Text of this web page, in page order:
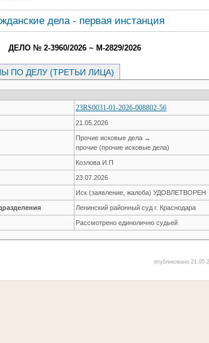
дела - первая инстанция
ДЕЛО № 2-3960/2026 ~ М-2829/2026
ПО ДЕЛУ (ТРЕТЬИ ЛИЦА)
23RS0031-01-2026-008802-56
21.05.2026
Прочие исковые дела →
прочие (прочие исковые дела)
Козлова И.П
23.07.2026
Иск (заявление, жалоба) УДОВЛЕТВОРЕН
Ленинский районный суд г. Краснодара
Рассмотрено единолично судьей
опубликовано